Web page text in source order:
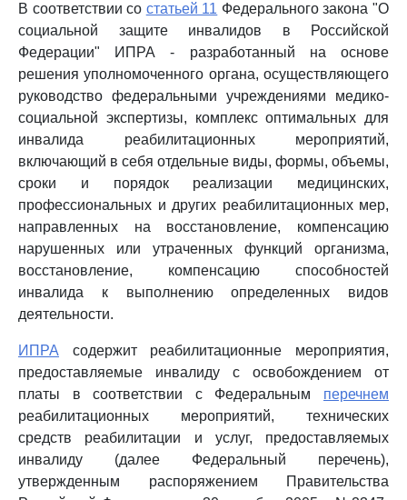
В соответствии со статьей 11 Федерального закона "О
социальной защите инвалидов в Российской
Федерации" ИПРА - разработанный на основе
решения уполномоченного органа, осуществляющего
руководство федеральными учреждениями медико-
социальной экспертизы, комплекс оптимальных для
инвалида реабилитационных мероприятий,
включающий в себя отдельные виды, формы, объемы,
сроки и порядок реализации медицинских,
профессиональных и других реабилитационных мер,
направленных на восстановление, компенсацию
нарушенных или утраченных функций организма,
восстановление, компенсацию способностей
инвалида к выполнению определенных видов
деятельности.
ИПРА содержит реабилитационные мероприятия,
предоставляемые инвалиду с освобождением от
платы в соответствии с Федеральным перечнем
реабилитационных мероприятий, технических
средств реабилитации и услуг, предоставляемых
инвалиду (далее Федеральный перечень),
утвержденным распоряжением Правительства